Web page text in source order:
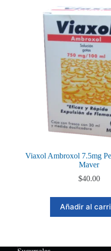
Viaxol Ambroxol 7.5mg
Maver
$40.00
Añadir al